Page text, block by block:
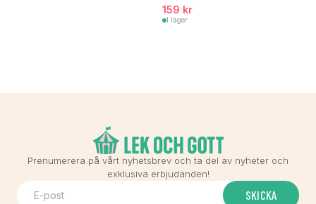
159 kr
I lager
Prenumerera på vårt nyhetsbrev och ta del av nyheter och
exklusiva erbjudanden!
SKICKA